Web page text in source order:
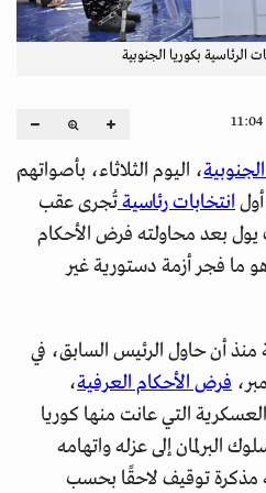
الرئاسية بكوريا الجنوبية
، اليوم الثلاثاء، بأصواتهم
انتخابات رئاسيةتُجرى عقب
بعد محاولته فرض الأحكام
ما فجر أزمة دستورية غير
أن حاول الرئيس السابق، في
فرض الأحكام العرفية،
التي عانت منها كوريا
البرلمان إلى عزله واتهامه
مذكرة توقيف لاحقًا بحسب